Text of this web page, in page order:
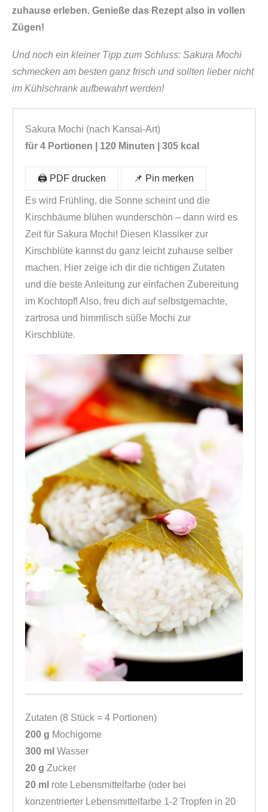
zuhause erleben. Genieße das Rezept also in vollen
Zügen!
Und noch ein kleiner Tipp zum Schluss: Sakura Mochi
schmecken am besten ganz frisch und sollten lieber nicht
im Kühlschrank aufbewahrt werden!
Sakura Mochi (nach Kansai-Art)
für 4 Portionen | 120 Minuten | 305 kcal
🖨️ PDF drucken 📌 Pin merken
Es wird Frühling, die Sonne scheint und die
Kirschbäume blühen wunderschön – dann wird es
Zeit für Sakura Mochi! Diesen Klassiker zur
Kirschblüte kannst du ganz leicht zuhause selber
machen. Hier zeige ich dir die richtigen Zutaten
und die beste Anleitung zur einfachen Zubereitung
im Kochtopf! Also, freu dich auf selbstgemachte,
zartrosa und himmlisch süße Mochi zur
Kirschblüte.
Zutaten (8 Stück = 4 Portionen)
200 g Mochigome
300 ml Wasser
20 g Zucker
20 ml rote Lebensmittelfarbe (oder bei
konzentrierter Lebensmittelfarbe 1-2 Tropfen in 20